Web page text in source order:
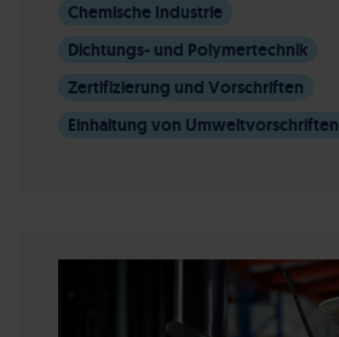
Chemische Industrie
Dichtungs- und Polymertechnik
Zertifizierung und Vorschriften
Einhaltung von Umweltvorschriften